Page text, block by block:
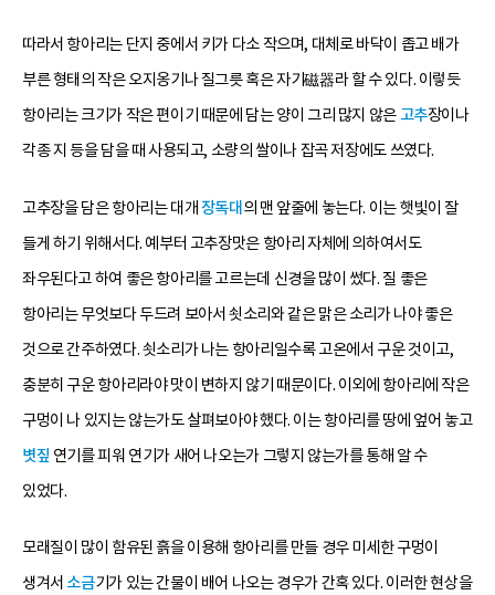
따라서 항아리는 단지 중에서 키가 다소 작으며, 대체로 바닥이 좁고 배가
부른 형태의 작은 오지옹기나 질그릇 혹은 자기磁器라 할 수 있다. 이렇듯
항아리는 크기가 작은 편이기 때문에 담는 양이 그리 많지 않은 고추장이나
각종 지 등을 담을 때 사용되고, 소량의 쌀이나 잡곡 저장에도 쓰였다.
고추장을 담은 항아리는 대개 장독대 의 맨 앞줄에 놓는다. 이는 햇빛이 잘
들게 하기 위해서다. 예부터 고추장맛은 항아리 자체에 의하여서도
좌우된다고 하여 좋은 항아리를 고르는데 신경을 많이 썼다. 질 좋은
항아리는 무엇보다 두드려 보아서 쇳소리와 같은 맑은 소리가 나야 좋은
것으로 간주하였다. 쇳소리가 나는 항아리일수록 고온에서 구운 것이고,
충분히 구운 항아리라야 맛이 변하지 않기 때문이다. 이외에 항아리에 작은
구멍이 나 있지는 않는가도 살펴보아야 했다. 이는 항아리를 땅에 엎어 놓고
볏짚 연기를 피워 연기가 새어 나오는가 그렇지 않는가를 통해 알 수
있었다.
모래질이 많이 함유된 흙을 이용해 항아리를 만들 경우 미세한 구멍이
생겨서 소금기가 있는 간물이 배어 나오는 경우가 간혹 있다. 이러한 현상을